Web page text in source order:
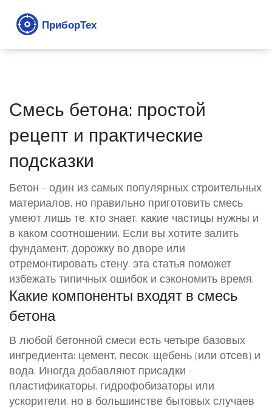
Смесь бетона: простой
рецепт и практические
подсказки
Бетон – один из самых популярных строительных
материалов, но правильно приготовить смесь
умеют лишь те, кто знает, какие частицы нужны и
в каком соотношении. Если вы хотите залить
фундамент, дорожку во дворе или
отремонтировать стену, эта статья поможет
избежать типичных ошибок и сэкономить время.
Какие компоненты входят в смесь
бетона
В любой бетонной смеси есть четыре базовых
ингредиента: цемент, песок, щебень (или отсев) и
вода. Иногда добавляют присадки –
пластификаторы, гидрофобизаторы или
ускорители, но в большинстве бытовых случаев